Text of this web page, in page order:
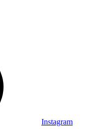
Instagram